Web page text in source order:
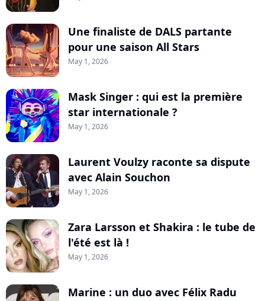
Une finaliste de DALS partante
pour une saison All Stars
May 1, 2026
Mask Singer : qui est la première
star internationale ?
May 1, 2026
Laurent Voulzy raconte sa dispute
avec Alain Souchon
May 1, 2026
Zara Larsson et Shakira : le tube de
l'été est là !
May 1, 2026
Marine : un duo avec Félix Radu